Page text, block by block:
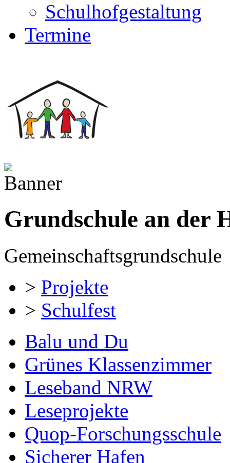
Schulhofgestaltung
Termine
Grundschule an der
Gemeinschaftsgrundschule
> Projekte
> Schulfest
Balu und Du
Grünes Klassenzimmer
Leseband NRW
Leseprojekte
Quop-Forschungsschule
Sicherer Hafen